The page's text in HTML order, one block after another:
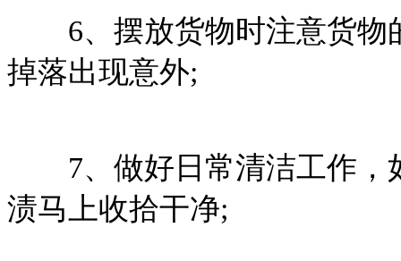
6、摆放货物时注意货物
掉落出现意外;
7、做好日常清洁工作，
渍马上收拾干净;